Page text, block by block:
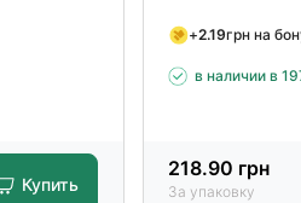
Купить
+2.19грн на
в наличии в
218.90 грн
За упаковку